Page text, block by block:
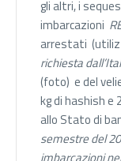
gli altri, i
imbarcazioni
arrestati
richiesta
(foto) e del
kg di hashish
allo Stato di
semestre del
imbarcazioni